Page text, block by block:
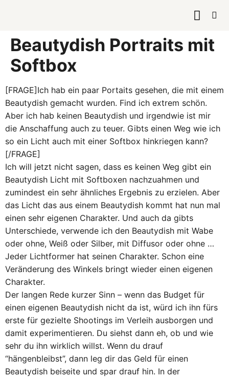
Beautydish Portraits mit
Softbox
[FRAGE]Ich hab ein paar Portaits gesehen, die mit einem
Beautydish gemacht wurden. Find ich extrem schön.
Aber ich hab keinen Beautydish und irgendwie ist mir
die Anschaffung auch zu teuer. Gibts einen Weg wie ich
so ein Licht auch mit einer Softbox hinkriegen kann?
[/FRAGE]
Ich will jetzt nicht sagen, dass es keinen Weg gibt ein
Beautydish Licht mit Softboxen nachzuahmen und
zumindest ein sehr ähnliches Ergebnis zu erzielen. Aber
das Licht das aus einem Beautydish kommt hat nun mal
einen sehr eigenen Charakter. Und auch da gibts
Unterschiede, verwende ich den Beautydish mit Wabe
oder ohne, Weiß oder Silber, mit Diffusor oder ohne …
Jeder Lichtformer hat seinen Charakter. Schon eine
Veränderung des Winkels bringt wieder einen eigenen
Charakter.
Der langen Rede kurzer Sinn – wenn das Budget für
einen eigenen Beautydish nicht da ist, würd ich ihn fürs
erste für gezielte Shootings im Verleih ausborgen und
damit experimentieren. Du siehst dann eh, ob und wie
sehr du ihn wirklich willst. Wenn du drauf
“hängenbleibst”, dann leg dir das Geld für einen
Beautydish beiseite und spar drauf hin. In der